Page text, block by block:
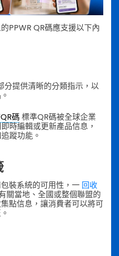
PPWR QR碼應支援以下內
分提供清晰的分類指示，以
碼 標準QR碼被全球企業
時編輯或更新產品信息，
蹤功能。
裝系統的可用性，一 回收
關當地、全國或整個聯盟的
點信息，讓消費者可以將可